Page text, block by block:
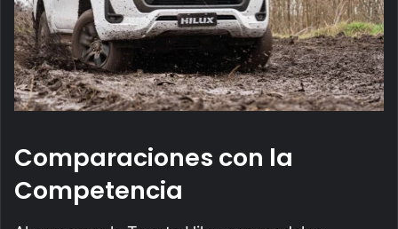
Comparaciones con la
Competencia